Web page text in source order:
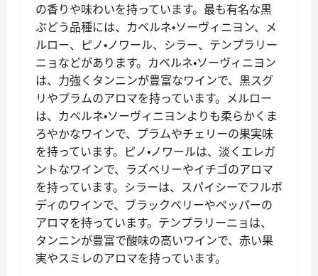
の香りや味わいを持っています。最も有名な黒
ぶどう品種には、カベルネ・ソーヴィニヨン、メ
ルロー、ピノ・ノワール、シラー、テンプラリー
ニョなどがあります。カベルネ・ソーヴィニヨン
は、力強くタンニンが豊富なワインで、黒スグ
リやプラムのアロマを持っています。メルロー
は、カベルネ・ソーヴィニヨンよりも柔らかくま
ろやかなワインで、プラムやチェリーの果実味
を持っています。ピノ・ノワールは、淡くエレガ
ントなワインで、ラズベリーやイチゴのアロマ
を持っています。シラーは、スパイシーでフルボ
ディのワインで、ブラックベリーやペッパーの
アロマを持っています。テンプラリーニョは、
タンニンが豊富で酸味の高いワインで、赤い果
実やスミレのアロマを持っています。